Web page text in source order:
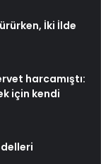
İki İlde
harcamıştı:
için kendi